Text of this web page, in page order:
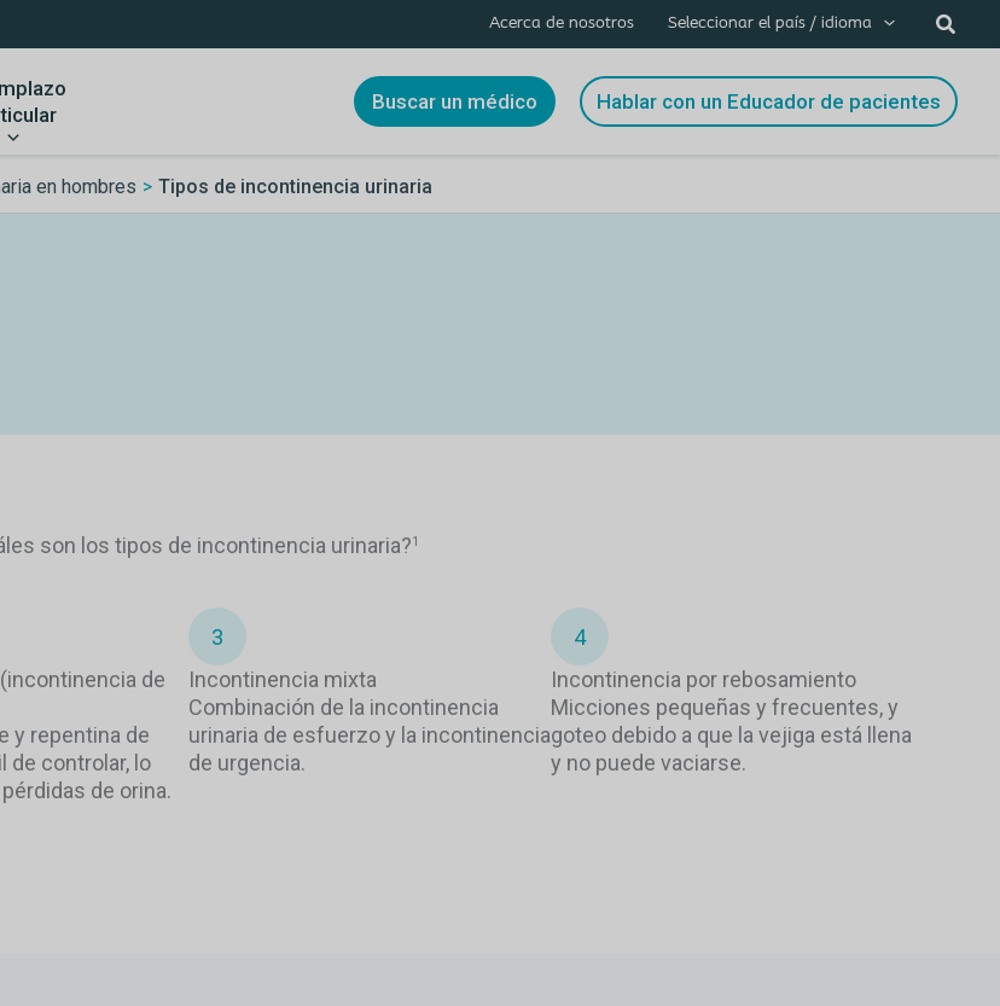
Acerca de nosotros Seleccionar el país / idioma
Buscar un médico Hablar con un Educador de pacientes
en hombres Tipos de incontinencia urinaria
son los tipos de incontinencia urinaria?1
de
y repentina de
de controlar, lo
de orina.
3
Incontinencia mixta
Combinación de la incontinencia
urinaria de esfuerzo y la incontinencia
de urgencia.
4
Incontinencia por rebosamiento
Micciones pequeñas y frecuentes, y
goteo debido a que la vejiga está llena
y no puede vaciarse.